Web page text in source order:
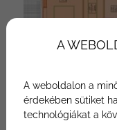
B épület 2.
A
A weboldalon a
érdekében sütiket
technológiákat a